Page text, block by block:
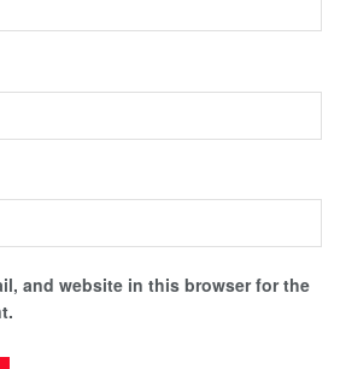
and website in this browser for the